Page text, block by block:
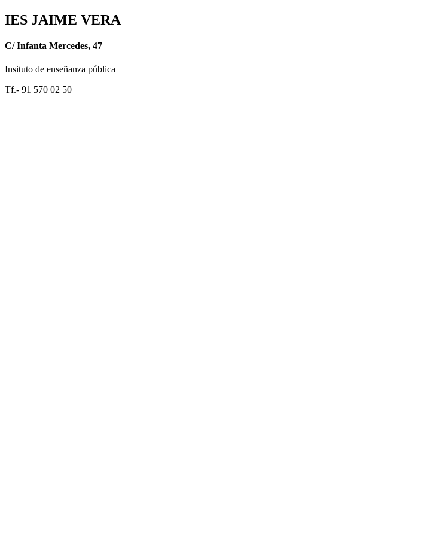
IES JAIME VERA
C/ Infanta Mercedes, 47
Insituto de enseñanza pública
Tf.- 91 570 02 50